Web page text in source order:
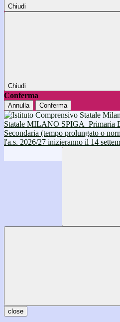
Chiudi
Chiudi
Conferma
Annulla Conferma
Statale MILANO SPIGA Primaria
Secondaria (tempo prolungato o
l'a.s. 2026/27 inizieranno il 14
close